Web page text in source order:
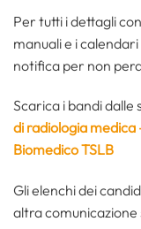
Per tutti i dettagli
manuali e i
notifica per non
Scarica i bandi dalle
di radiologia medica
Biomedico TSLB
Gli elenchi dei
altra comunicazione